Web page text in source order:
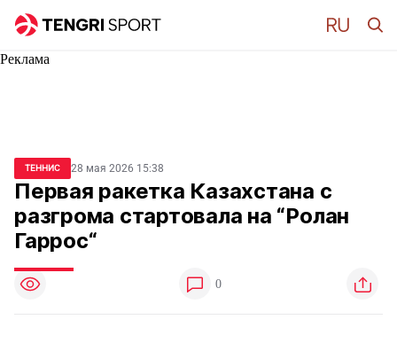
Реклама
ТЕННИС 28 мая 2026 15:38
Первая ракетка Казахстана с
разгрома стартовала на “Ролан
Гаррос“
0